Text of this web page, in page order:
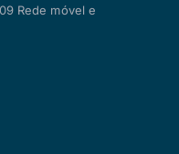
Rede móvel e